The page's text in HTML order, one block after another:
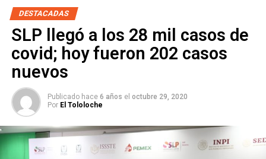
DESTACADAS
SLP llegó a los 28 mil casos de
covid; hoy fueron 202 casos
nuevos
Publicado hace 6 años el octubre 29, 2020
Por El Tololoche